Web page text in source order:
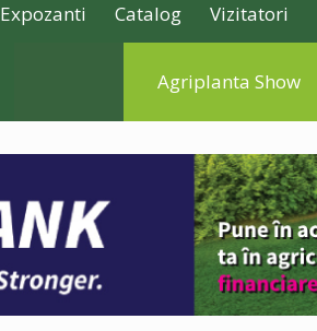
Expozanti Catalog Vizitatori
Agriplanta Show